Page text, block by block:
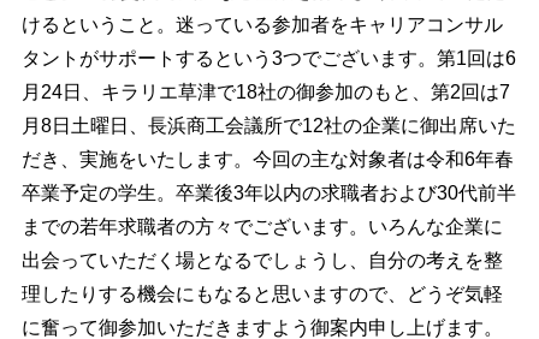
けるということ。迷っている参加者をキャリアコンサル
タントがサポートするという3つでございます。第1回は6
月24日、キラリエ草津で18社の御参加のもと、第2回は7
月8日土曜日、長浜商工会議所で12社の企業に御出席いた
だき、実施をいたします。今回の主な対象者は令和6年春
卒業予定の学生。卒業後3年以内の求職者および30代前半
までの若年求職者の方々でございます。いろんな企業に
出会っていただく場となるでしょうし、自分の考えを整
理したりする機会にもなると思いますので、どうぞ気軽
に奮って御参加いただきますよう御案内申し上げます。